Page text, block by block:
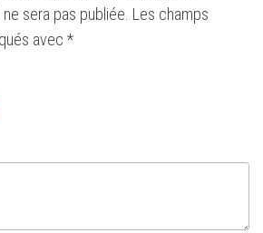
sera pas publiée. Les champs
avec *